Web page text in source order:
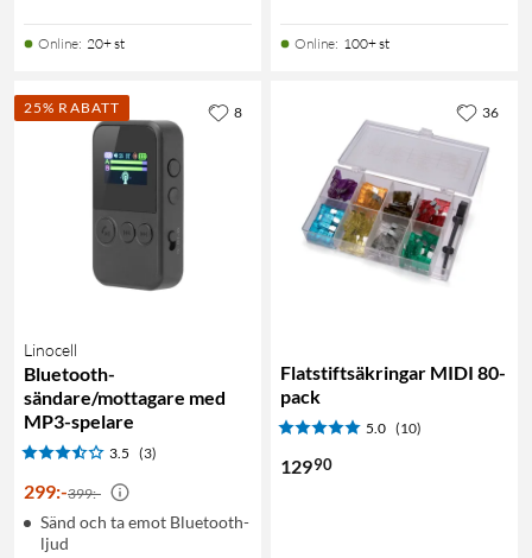
Online: 20+ st Online: 100+ st
25% RABATT
Linocell
Bluetooth-
sändare/mottagare med
MP3-spelare
3.5 (3)
299:-399:-
Sänd och ta emot Bluetooth-
ljud
8
Flatstiftsäkringar MIDI 80-
pack
5.0 (10)
12990
36